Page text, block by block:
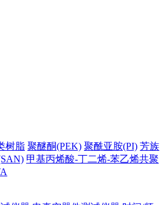
树脂 聚醚酮(PEK) 聚酰亚胺(PI) 芳族
甲基丙烯酸-丁二烯-苯乙烯共聚